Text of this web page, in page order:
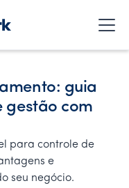
guia
gestão com
para controle de
e
seu negócio.